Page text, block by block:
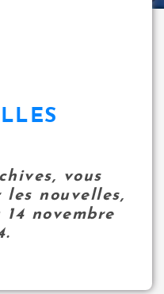
vous
nouvelles,
14 novembre